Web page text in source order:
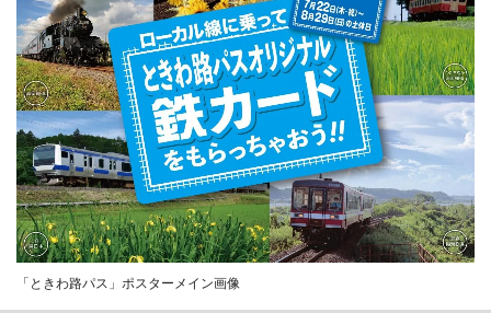
「ときわ路パス」ポスターメイン画像